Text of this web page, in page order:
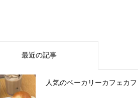
最近の記事
人気のベーカリーカフェカ